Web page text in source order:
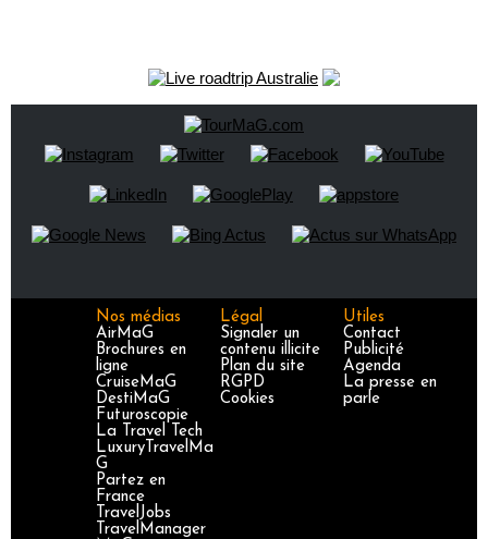
Nos médias
AirMaG
Brochures en
ligne
CruiseMaG
DestiMaG
Futuroscopie
La Travel Tech
LuxuryTravelMa
G
Partez en
France
TravelJobs
TravelManager
Légal
Signaler un
contenu illicite
Plan du site
RGPD
Cookies
Utiles
Contact
Publicité
Agenda
La presse en
parle